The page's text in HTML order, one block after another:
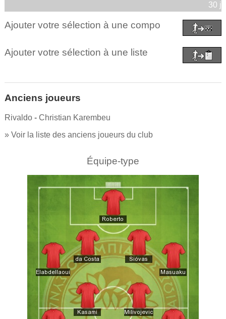
30
Ajouter votre sélection à une compo
Ajouter votre sélection à une liste
Anciens joueurs
Rivaldo- Christian Karembeu
» Voir la liste des anciens joueurs du club
Équipe-type